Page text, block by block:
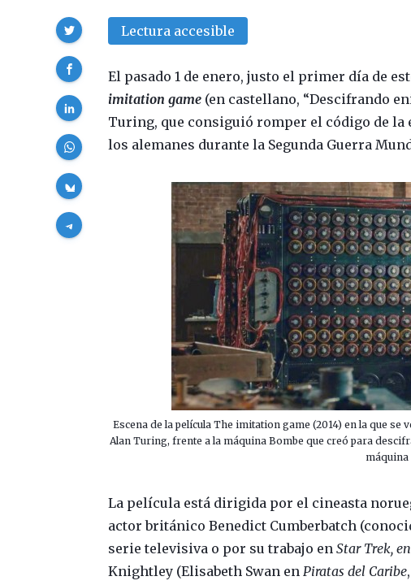
Lectura accesible
El pasado 1 de enero, justo el primer día de
imitation game (en castellano, “Descifrando
Turing, que consiguió romper el código de
los alemanes durante la Segunda Guerra
Escena de la película The imitation game (2014) en la que
Alan Turing, frente a la máquina Bombe que creó para
La película está dirigida por el cineasta
actor británico Benedict Cumberbatch
serie televisiva o por su trabajo enStar Trek,
Knightley (Elisabeth Swan enPiratas del Caribe
Compartir